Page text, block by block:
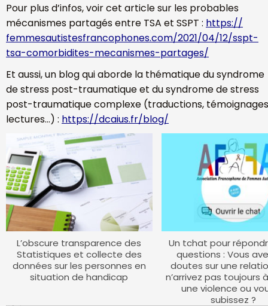
Pour plus d’infos, voir cet article sur les probables
mécanismes partagés entre TSA et SSPT : https://
femmesautistesfrancophones.com/2021/04/12/sspt-
tsa-comorbidites-mecanismes-partages/
Et aussi, un blog qui aborde la thématique du syndrome
de stress post-traumatique et dusyndrome de stress
post-traumatique complexe (traductions,
lectures…) : https://dcaius.fr/blog/
L’obscure transparence des
Statistiques et collecte des
données sur les personnes en
situation de handicap
Un tchat pour
questions : Vous
doutes sur une
n’arrivez pas toujours
une violence ou
subissez ?